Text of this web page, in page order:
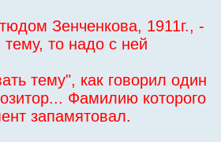
Зенченкова, 1911г., -
то надо с ней
тему", как говорил один
Фамилию которого
запамятовал.